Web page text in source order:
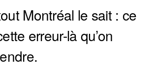
Montréal le sait : ce
erreur-là qu’on